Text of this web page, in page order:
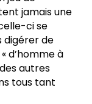
jamais une
ci se
digérer de
d’homme à
autres
tous tant